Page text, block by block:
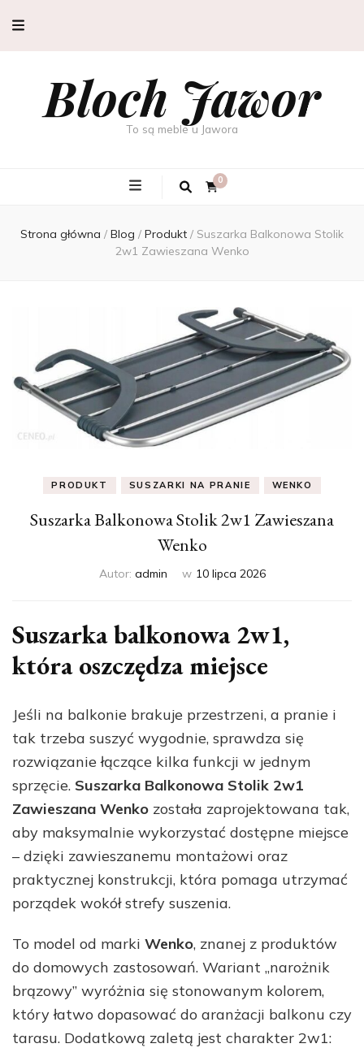
Bloch Jawor
To są meble u Jawora
0
Strona główna / Blog / Produkt / Suszarka Balkonowa Stolik
2w1 Zawieszana Wenko
PRODUKT SUSZARKI NA PRANIE WENKO
Suszarka Balkonowa Stolik 2w1 Zawieszana
Wenko
Autor: admin w 10 lipca 2026
Suszarka balkonowa 2w1,
która oszczędza miejsce
Jeśli na balkonie brakuje przestrzeni, a pranie i
tak trzeba suszyć wygodnie, sprawdza się
rozwiązanie łączące kilka funkcji w jednym
sprzęcie. Suszarka Balkonowa Stolik 2w1
Zawieszana Wenko została zaprojektowana tak,
aby maksymalnie wykorzystać dostępne miejsce
– dzięki zawieszanemu montażowi oraz
praktycznej konstrukcji, która pomaga utrzymać
porządek wokół strefy suszenia.
To model od marki Wenko, znanej z produktów
do domowych zastosowań. Wariant „narożnik
brązowy” wyróżnia się stonowanym kolorem,
który łatwo dopasować do aranżacji balkonu czy
tarasu. Dodatkową zaletą jest charakter 2w1: